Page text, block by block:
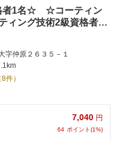
者1名☆ ☆コーティン
ング技術2級資格者2
字仲原２６３５－１
8件）
7,040 円
64 ポイント(1%)